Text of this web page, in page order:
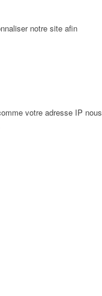
notre site afin
votre adresse IP nous